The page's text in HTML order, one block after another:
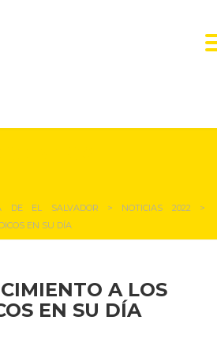
DE EL SALVADOR > NOTICIAS 2022>
EN SU DÍA
A LOS
EN SU DÍA